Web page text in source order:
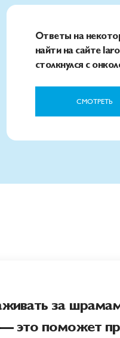
Ответы на
найти на сайте
столкнулся с
СМОТРЕТЬ
за
это поможет